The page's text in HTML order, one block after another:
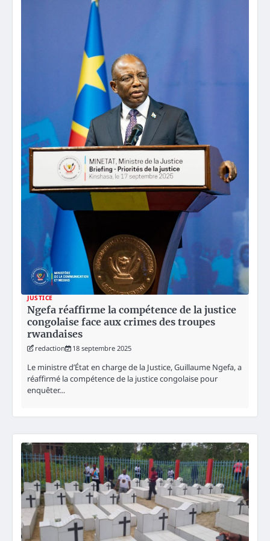
JUSTICE
Ngefa réaffirme la compétence de la justice
congolaise face aux crimes des troupes
rwandaises
redaction 18 septembre 2025
Le ministre d’État en charge de la Justice, Guillaume Ngefa, a
réaffirmé la compétence de la justice congolaise pour
enquêter…